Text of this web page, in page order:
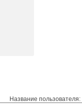
Название пользователя: